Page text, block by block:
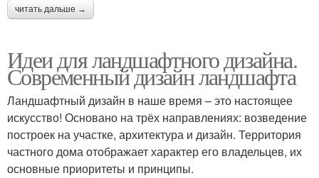
читать дальше →
Идеи для ландшафтного дизайна.
Современный дизайн ландшафта
Ландшафтный дизайн в наше время – это настоящее
искусство! Основано на трёх направлениях: возведение
построек на участке, архитектура и дизайн. Территория
частного дома отображает характер его владельцев, их
основные приоритеты и принципы.